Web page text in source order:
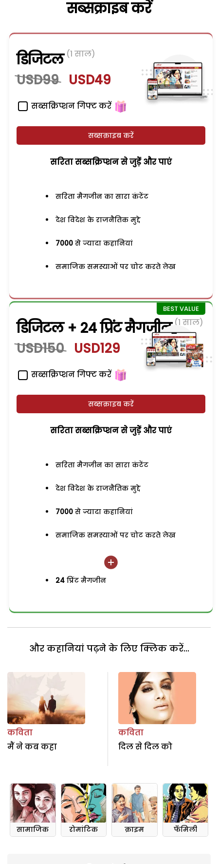
सब्सक्राइब करें
डिजिटल (1 साल)
USD99 USD49
सब्सक्रिप्शन गिफ्ट करें
सब्सक्राइब करें
सरिता सब्सक्रिप्शन से जुड़ेें और पाएं
सरिता मैगजीन का सारा कंटेंट
देश विदेश के राजनैतिक मुद्दे
7000 से ज्यादा कहानियां
समाजिक समस्याओं पर चोट करते लेख
डिजिटल + 24 प्रिंट मैगजीन (1 साल)
USD150 USD129
सब्सक्रिप्शन गिफ्ट करें
सब्सक्राइब करें
सरिता सब्सक्रिप्शन से जुड़ेें और पाएं
सरिता मैगजीन का सारा कंटेंट
देश विदेश के राजनैतिक मुद्दे
7000 से ज्यादा कहानियां
समाजिक समस्याओं पर चोट करते लेख
24 प्रिंट मैगजीन
और कहानियां पढ़ने के लिए क्लिक करें...
कविता
मैं ने कब कहा
कविता
दिल से दिल को
सामाजिक रोमांटिक क्राइम फॅमिली